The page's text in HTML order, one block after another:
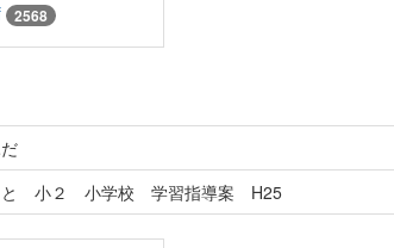
2568
と 小２ 小学校 学習指導案 H25